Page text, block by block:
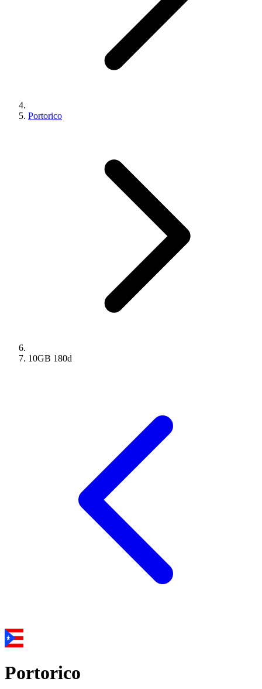
Portorico
10GB 180d
Portorico